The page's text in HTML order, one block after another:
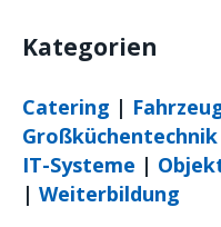
Kategorien
Catering |
Großküchentechnik
IT-Systeme |
| Weiterbildung